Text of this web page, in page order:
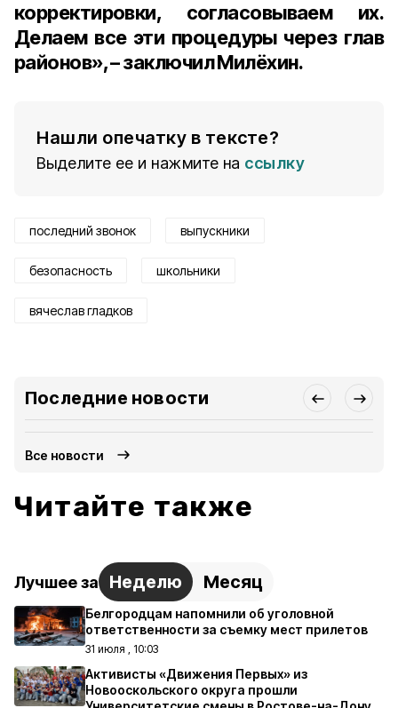
корректировки, согласовываем их.
Делаем все эти процедуры через глав
районов», – заключил Милёхин.
Нашли опечатку в тексте?
Выделите ее и нажмите на ссылку
последний звонок выпускники
безопасность школьники
вячеслав гладков
Последние новости
Все новости
Читайте также
Лучшее за Неделю Месяц
Белгородцам напомнили об уголовной
ответственности за съемку мест прилетов
31 июля , 10:03
Активисты «Движения Первых» из
Новооскольского округа прошли